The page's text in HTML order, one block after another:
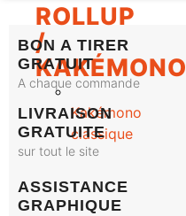
Kakémono
classique
ROLLUP
/
KAKÉMONO
BON A TIRER
GRATUIT
A chaque commande
LIVRAISON
GRATUITE
sur tout le site
ASSISTANCE
GRAPHIQUE